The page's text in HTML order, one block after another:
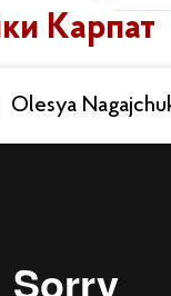
Карпат
Olesya